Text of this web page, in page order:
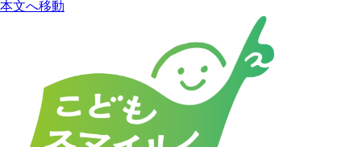
本文へ移動